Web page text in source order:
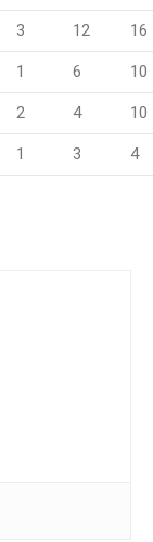
3 12 16
1 6 10
2 4 10
1 3 4